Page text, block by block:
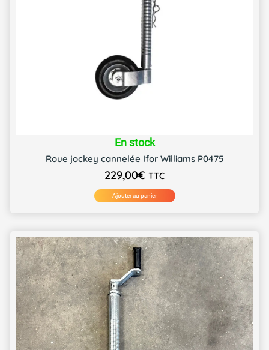
En stock
Roue jockey cannelée Ifor Williams P0475
229,00€ TTC
Ajouter au panier